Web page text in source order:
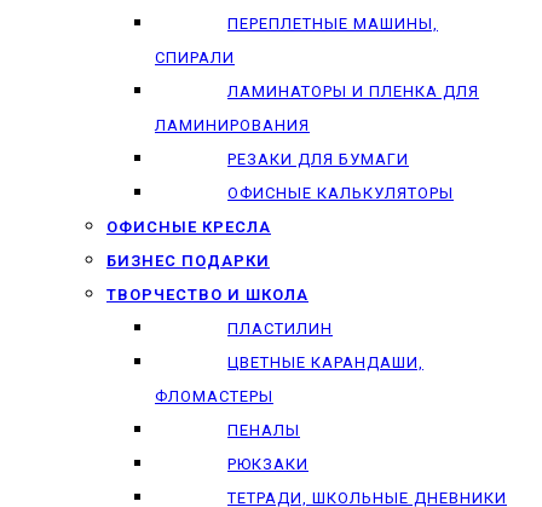
ПЕРЕПЛЕТНЫЕ МАШИНЫ,
СПИРАЛИ
ЛАМИНАТОРЫ И ПЛЕНКА ДЛЯ
ЛАМИНИРОВАНИЯ
РЕЗАКИ ДЛЯ БУМАГИ
ОФИСНЫЕ КАЛЬКУЛЯТОРЫ
ОФИСНЫЕ КРЕСЛА
БИЗНЕС ПОДАРКИ
ТВОРЧЕСТВО И ШКОЛА
ПЛАСТИЛИН
ЦВЕТНЫЕ КАРАНДАШИ,
ФЛОМАСТЕРЫ
ПЕНАЛЫ
РЮКЗАКИ
ТЕТРАДИ, ШКОЛЬНЫЕ ДНЕВНИКИ